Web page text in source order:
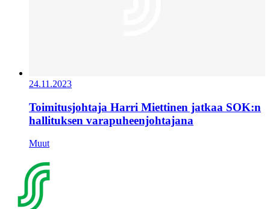
24.11.2023
Toimitusjohtaja Harri Miettinen jatkaa SOK:n
hallituksen varapuheenjohtajana
Muut